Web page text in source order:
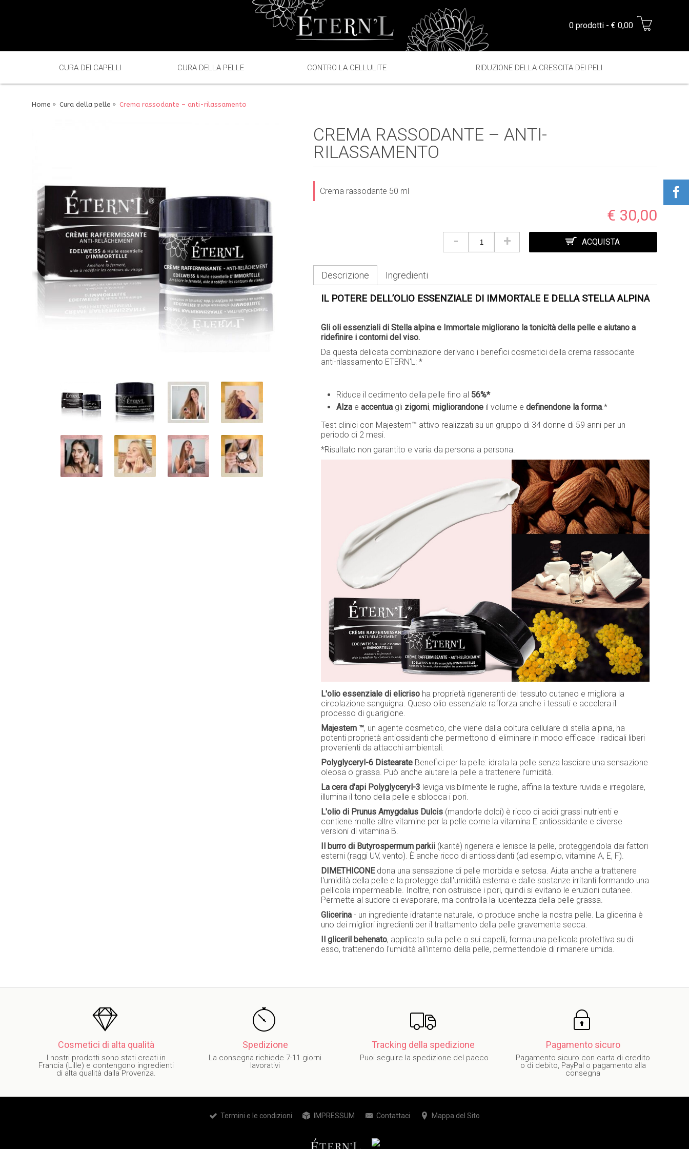
0 prodotti - € 0,00
CURA DEI CAPELLI CURA DELLA PELLE CONTRO LA CELLULITE RIDUZIONE DELLA CRESCITA DEI PELI
Home Cura della pelle Crema rassodante – anti-rilassamento
CREMA RASSODANTE – ANTI-
RILASSAMENTO
Crema rassodante 50 ml
€ 30,00
ACQUISTA
- +
Descrizione Ingredienti
IL POTERE DELL’OLIO ESSENZIALE DI IMMORTALE E DELLA STELLA ALPINA
Gli oli essenziali di Stella alpina e Immortale migliorano la tonicità della pelle e aiutano a
ridefinire i contorni del viso.
Da questa delicata combinazione derivano i benefici cosmetici della crema rassodante
anti-rilassamento ETERN'L: *
Riduce il cedimento della pelle fino al 56%*
Alza e accentua gli zigomi, migliorandone il volume e definendone la forma.*
Test clinici con Majestem™ attivo realizzati su un gruppo di 34 donne di 59 anni per un
periodo di 2 mesi.
*Risultato non garantito e varia da persona a persona.
L'olio essenziale di elicriso ha proprietà rigeneranti del tessuto cutaneo e migliora la
circolazione sanguigna. Queso olio essenziale rafforza anche i tessuti e accelera il
processo di guarigione.
Majestem ™, un agente cosmetico, che viene dalla coltura cellulare di stella alpina, ha
potenti proprietà antiossidanti che permettono di eliminare in modo efficace i radicali liberi
provenienti da attacchi ambientali.
Polyglyceryl-6 Distearate Benefici per la pelle: idrata la pelle senza lasciare una sensazione
oleosa o grassa. Può anche aiutare la pelle a trattenere l'umidità.
La cera d'api Polyglyceryl-3 leviga visibilmente le rughe, affina la texture ruvida e irregolare,
illumina il tono della pelle e sblocca i pori.
L'olio di Prunus Amygdalus Dulcis (mandorle dolci) è ricco di acidi grassi nutrienti e
contiene molte altre vitamine per la pelle come la vitamina E antiossidante e diverse
versioni di vitamina B.
Il burro di Butyrospermum parkii (karité) rigenera e lenisce la pelle, proteggendola dai fattori
esterni (raggi UV, vento). È anche ricco di antiossidanti (ad esempio, vitamine A, E, F).
DIMETHICONEdona una sensazione di pelle morbida e setosa. Aiuta anche a trattenere
l'umidità della pelle e la protegge dall'umidità esterna e dalle sostanze irritanti formando una
pellicola impermeabile. Inoltre, non ostruisce i pori, quindi si evitano le eruzioni cutanee.
Permette al sudore di evaporare, ma controlla la lucentezza della pelle grassa.
Glicerina - un ingrediente idratante naturale, lo produce anche la nostra pelle. La glicerina è
uno dei migliori ingredienti per il trattamento della pelle gravemente secca.
Il gliceril behenato, applicato sulla pelle o sui capelli, forma una pellicola protettiva su di
esso, trattenendo l'umidità all'interno della pelle, permettendole di rimanere umida.
Cosmetici di alta qualità
I nostri prodotti sono stati creati in
Francia (Lille) e contengono ingredienti
di alta qualità dalla Provenza.
Spedizione
La consegna richiede 7-11 giorni
lavorativi
Tracking della spedizione
Puoi seguire la spedizione del pacco
Pagamento sicuro
Pagamento sicuro con carta di credito
o di debito, PayPal o pagamento alla
consegna
Termini e le condizioni IMPRESSUM Contattaci Mappa del Sito